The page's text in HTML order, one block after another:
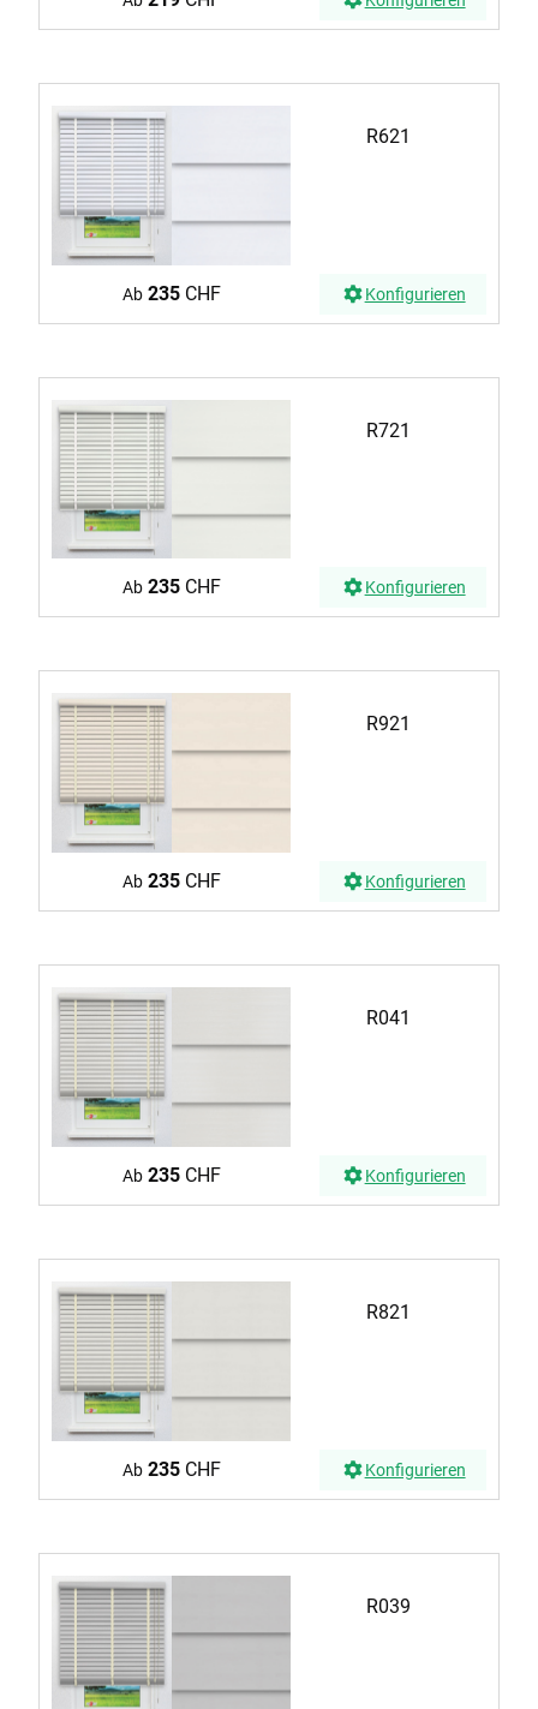
R621
Ab 235CHF Konfigurieren
R721
Ab 235CHF Konfigurieren
R921
Ab 235CHF Konfigurieren
R041
Ab 235CHF Konfigurieren
R821
Ab 235CHF Konfigurieren
R039